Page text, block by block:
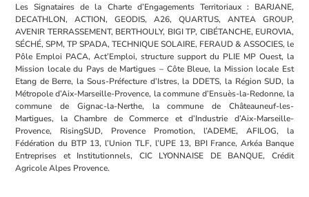
Les Signataires de la Charte d’Engagements Territoriaux : BARJANE,
DECATHLON, ACTION, GEODIS, A26, QUARTUS, ANTEA GROUP,
AVENIR TERRASSEMENT, BERTHOULY, BIGI TP, CIBÉTANCHE, EUROVIA,
SÉCHÉ, SPM, TP SPADA, TECHNIQUE SOLAIRE, FERAUD & ASSOCIES, le
Pôle Emploi PACA, Act’Emploi, structure support du PLIE MP Ouest, la
Mission locale du Pays de Martigues – Côte Bleue, la Mission locale Est
Etang de Berre, la Sous-Préfecture d’Istres, la DDETS, la Région SUD, la
Métropole d’Aix-Marseille-Provence, la commune d’Ensuès-la-Redonne, la
commune de Gignac-la-Nerthe, la commune de Châteauneuf-les-
Martigues, la Chambre de Commerce et d’Industrie d’Aix-Marseille-
Provence, RisingSUD, Provence Promotion, l’ADEME, AFILOG, la
Fédération du BTP 13, l’Union TLF, l’UPE 13, BPI France, Arkéa Banque
Entreprises et Institutionnels, CIC LYONNAISE DE BANQUE, Crédit
Agricole Alpes Provence.